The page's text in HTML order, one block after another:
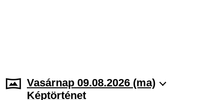
Vasárnap 09.08.2026 (ma)
Képtörténet